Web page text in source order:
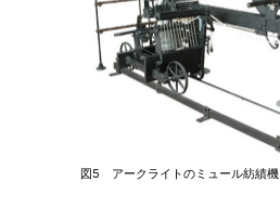
図5 アークライトのミュール紡績機